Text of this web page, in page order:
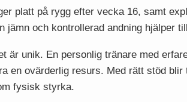
platt på rygg efter vecka 16, samt
jämn och kontrollerad andning hjälper
är unik. En personlig tränare med
en ovärderlig resurs. Med rätt stöd
fysisk styrka.